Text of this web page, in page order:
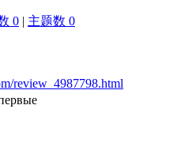
0 | 主题数 0
review_4987798.html